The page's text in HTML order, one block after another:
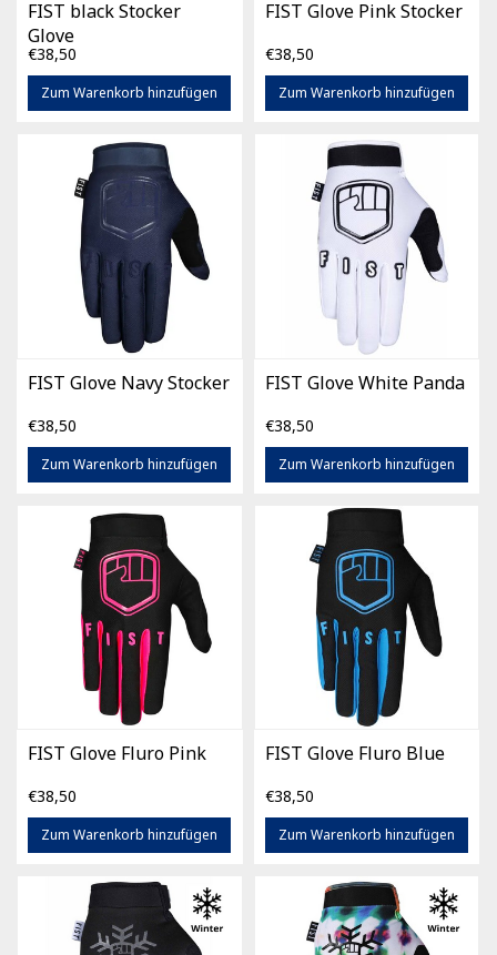
FIST black Stocker
Glove
€38,50
Zum Warenkorb hinzufügen
FIST Glove Pink Stocker
€38,50
Zum Warenkorb hinzufügen
FIST Glove Navy Stocker
€38,50
Zum Warenkorb hinzufügen
FIST Glove White Panda
€38,50
Zum Warenkorb hinzufügen
FIST Glove Fluro Pink
€38,50
Zum Warenkorb hinzufügen
FIST Glove Fluro Blue
€38,50
Zum Warenkorb hinzufügen